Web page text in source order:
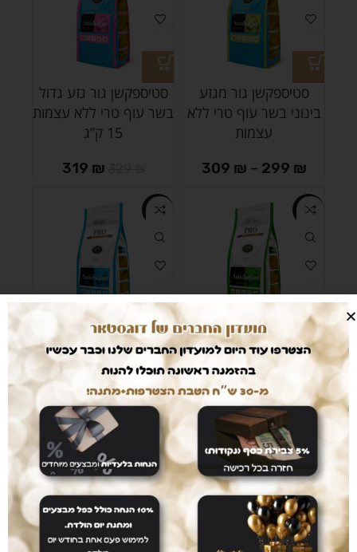
סטיספקשן גור מגזע
בינוני בשר עוף טרי ללא
עצמות
299 ₪
–
309 ₪
סטיספקשן גור גזע גדול
בשר עוף טרי ללא עצמות
15 ק”ג
319 ₪
-3%
סטיספקשן גור גזע בינוני
בשר עוף טרי ללא עצמות
20 ק”ג
389₪
379₪
-3%
סטיספקשן לכלב גור
מגזע גדול 20 ק”ג
389₪
379₪
-3%
-3%